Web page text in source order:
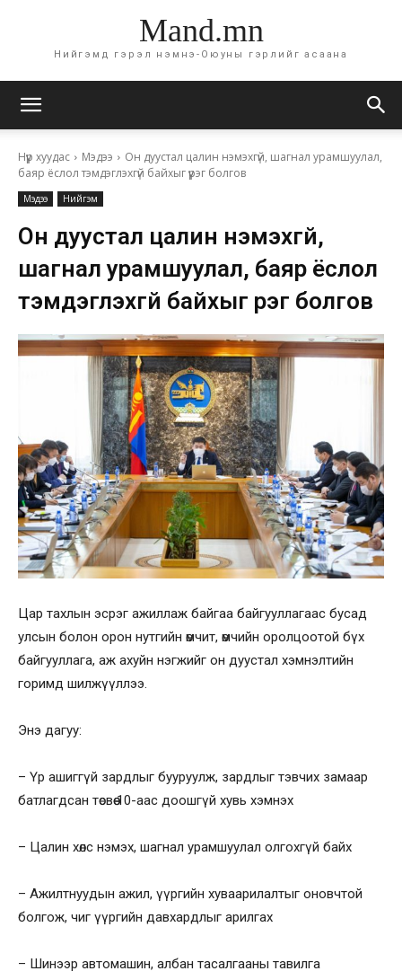
Mand.mn
Нийгэмд гэрэл нэмнэ-Оюуны гэрлийг асаана
Нүүр хуудас Мэдээ
Он дуустал цалин нэмэхгүй, шагнал урамшуулал,
баяр ёслол тэмдэглэхгүй байхыг үүрэг болгов
Мэдээ Нийгэм
Он дуустал цалин нэмэхгүй,
шагнал урамшуулал, баяр ёслол
тэмдэглэхгүй байхыг үүрэг болгов
Цар тахлын эсрэг ажиллаж байгаа байгууллагаас бусад
улсын болон орон нутгийн өмчит, өмчийн оролцоотой бүх
байгууллага, аж ахуйн нэгжийг он дуустал хэмнэлтийн
горимд шилжүүллээ.
Энэ дагуу:
– Үр ашиггүй зардлыг бууруулж, зардлыг тэвчих замаар
батлагдсан төсвөө 10-аас доошгүй хувь хэмнэх
– Цалин хөлс нэмэх, шагнал урамшуулал олгохгүй байх
– Ажилтнуудын ажил, үүргийн хуваарилалтыг оновчтой
болгож, чиг үүргийн давхардлыг арилгах
– Шинээр автомашин, албан тасалгааны тавилга